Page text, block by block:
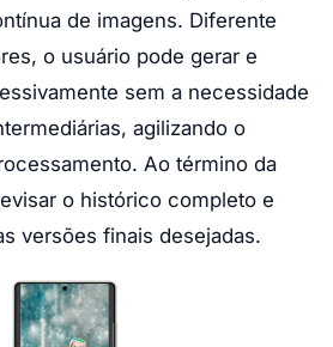
de imagens. Diferente
o usuário pode gerar e
sem a necessidade
agilizando o
Ao término da
o histórico completo e
versões finais desejadas.